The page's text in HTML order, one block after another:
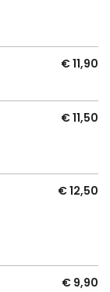
€ 11,90
€ 11,50
€ 12,50
€ 9,90